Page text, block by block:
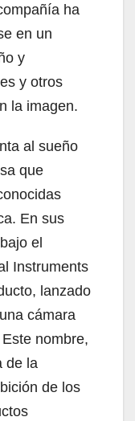
ha
en un
y
y otros
la imagen.
al sueño
que
En sus
el
Instruments
lanzado
cámara
nombre,
de la
de los